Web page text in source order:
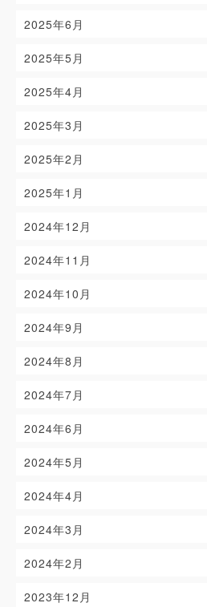
2025年6月
2025年5月
2025年4月
2025年3月
2025年2月
2025年1月
2024年12月
2024年11月
2024年10月
2024年9月
2024年8月
2024年7月
2024年6月
2024年5月
2024年4月
2024年3月
2024年2月
2023年12月